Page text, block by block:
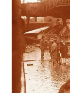
WN
KEPULAUAN
SERIBU
WN
TANGERANG
WN